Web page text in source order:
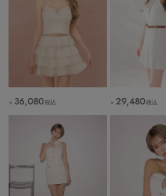
￥ 36,080税込 ￥ 29,480税込